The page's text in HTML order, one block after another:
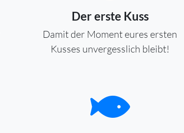
Der erste Kuss
Damit der Moment eures ersten
Kusses unvergesslich bleibt!